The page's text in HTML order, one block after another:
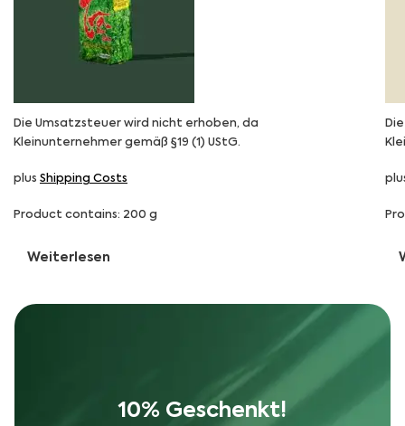
Die Umsatzsteuer wird nicht erhoben, da
Kleinunternehmer gemäß §19 (1) UStG.
plus Shipping Costs
Product contains: 200 g
Weiterlesen
10% Geschenkt!